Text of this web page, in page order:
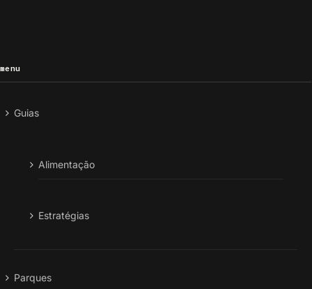
menu
Guias
Alimentação
Estratégias
Parques